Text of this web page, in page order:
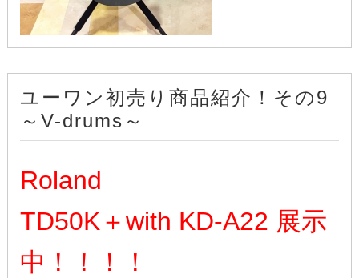
ユーワン初売り商品紹介！その9
～V-drums～
Roland
TD50K＋with KD-A22 展示
中！！！！